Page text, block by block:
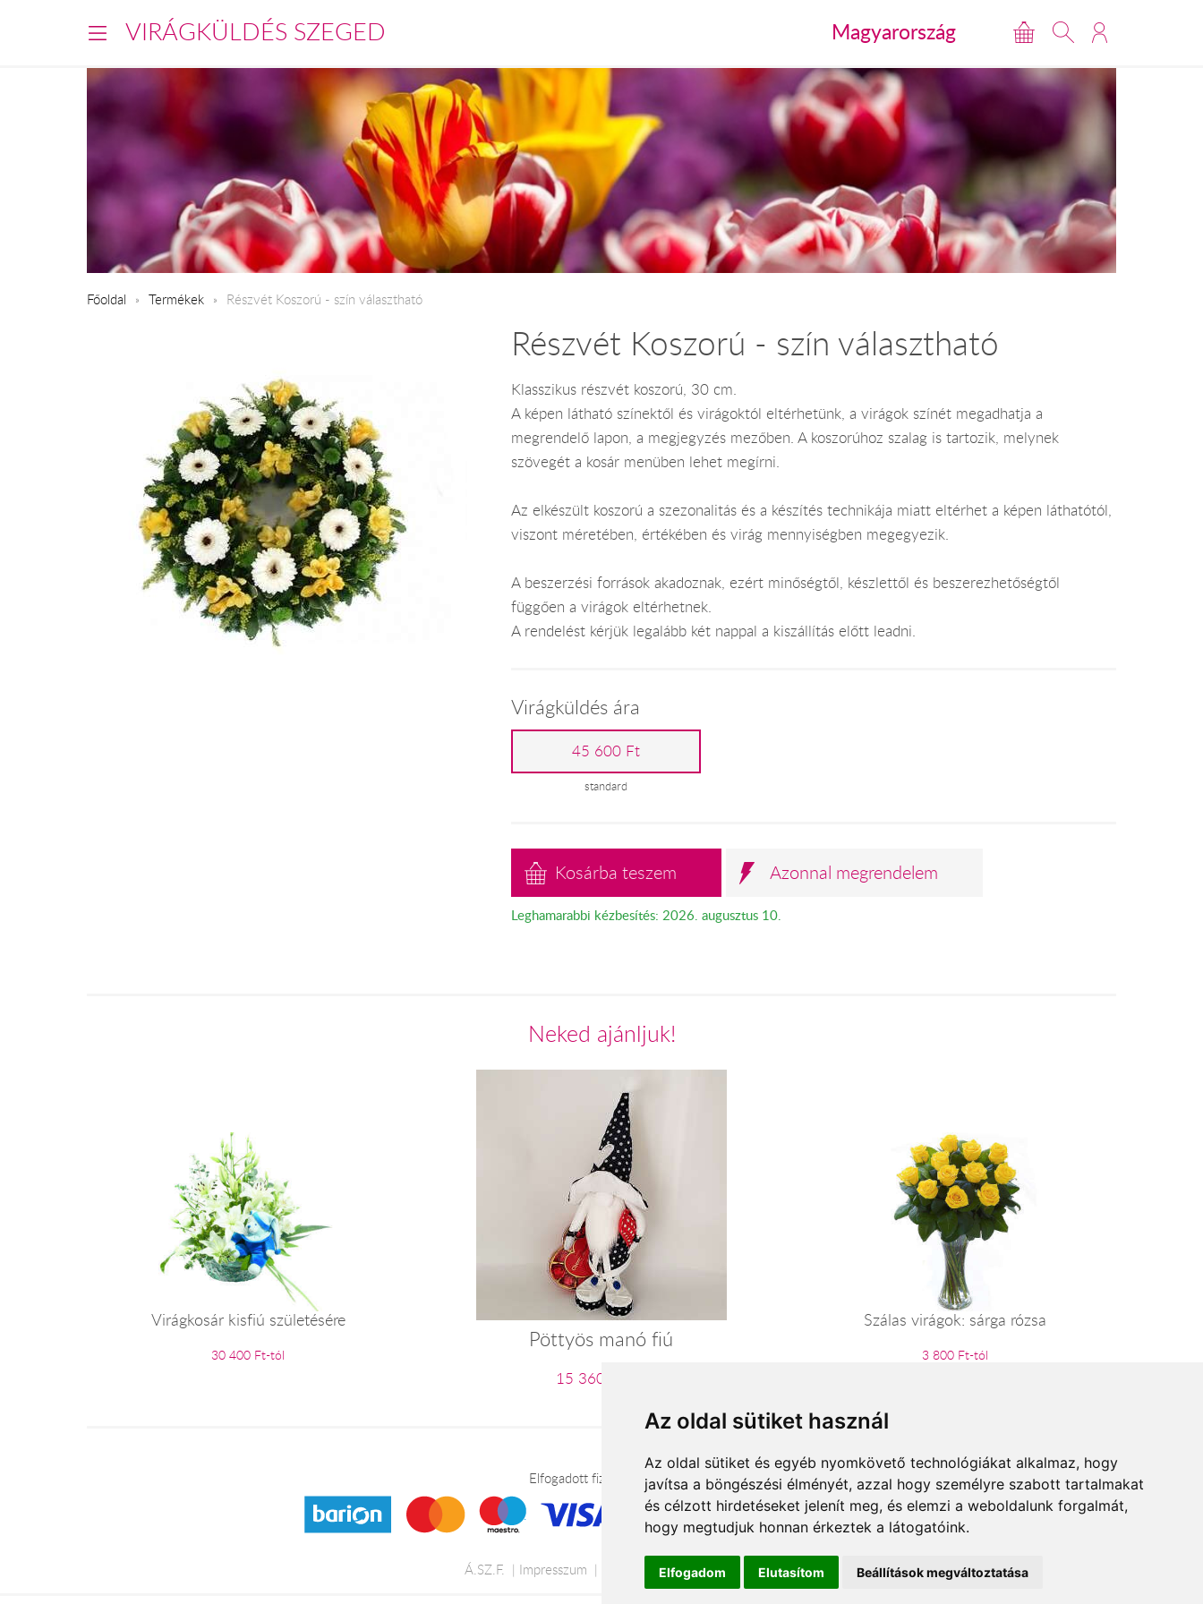
Az oldal sütiket használ
Az oldal sütiket és egyéb nyomkövető technológiákat alkalmaz, hogy
javítsa a böngészési élményét, azzal hogy személyre szabott tartalmakat
és célzott hirdetéseket jelenít meg, és elemzi a weboldalunk forgalmát,
hogy megtudjuk honnan érkeztek a látogatóink.
Elfogadom Elutasítom Beállítások megváltoztatása
VIRÁGKÜLDÉS SZEGED Magyarország
Főoldal Termékek Részvét Koszorú - szín választható
Részvét Koszorú - szín választható
Klasszikus részvét koszorú, 30 cm.
A képen látható színektől és virágoktól eltérhetünk, a virágok színét megadhatja a
megrendelő lapon, a megjegyzés mezőben. A koszorúhoz szalag is tartozik, melynek
szövegét a kosár menüben lehet megírni.
Az elkészült koszorú a szezonalitás és a készítés technikája miatt eltérhet a képen láthatótól,
viszont méretében, értékében és virág mennyiségben megegyezik.
A beszerzési források akadoznak, ezért minőségtől, készlettől és beszerezhetőségtől
függően a virágok eltérhetnek.
A rendelést kérjük legalább két nappal a kiszállítás előtt leadni.
Virágküldés ára
45 600 Ft
standard
Kosárba teszem Azonnal megrendelem
Leghamarabbi kézbesítés: 2026. augusztus 10.
Neked ajánljuk!
Virágkosár kisfiú születésére
30 400 Ft-tól
Pöttyös manó fiú
15 360 Ft-tól
Szálas virágok: sárga rózsa
3 800 Ft-tól
Elfogadott fizetési módok
Á.SZ.F. Impresszum Adatkezelési tájékoztató